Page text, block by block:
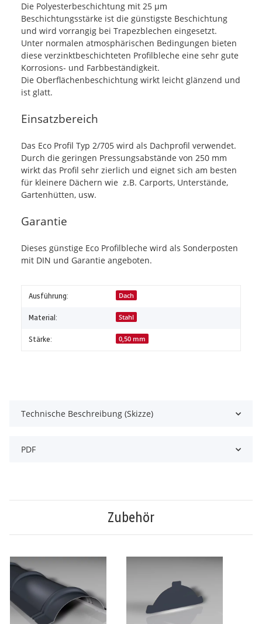
Die Polyesterbeschichtung mit 25 µm
Beschichtungsstärke ist die günstigste Beschichtung
und wird vorrangig bei Trapezblechen eingesetzt.
Unter normalen atmosphärischen Bedingungen bieten
diese verzinktbeschichteten Profilbleche eine sehr gute
Korrosions- und Farbbeständigkeit.
Die Oberflächenbeschichtung wirkt leicht glänzend und
ist glatt.
Einsatzbereich
Das Eco Profil Typ 2/705 wird als Dachprofil verwendet.
Durch die geringen Pressungsabstände von 250 mm
wirkt das Profil sehr zierlich und eignet sich am besten
für kleinere Dächern wie z.B. Carports, Unterstände,
Gartenhütten, usw.
Garantie
Dieses günstige Eco Profilbleche wird als Sonderposten
mit DIN und Garantie angeboten.
Ausführung: Dach
Material: Stahl
Stärke: 0,50 mm
Technische Beschreibung (Skizze)
PDF
Zubehör